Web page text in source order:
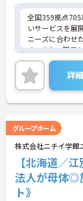
全国359拠点705
いサービスを展
ニーズに合わせ
す。また、職員
タイルに合わせ
入社時研修はも
カリキュラムが
す。
ご興味のある方
詳
グループホーム
株式会社ニチイ学館
【北海道／
法人が母体◎
ト》